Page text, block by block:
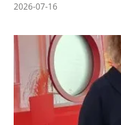
2026-07-16